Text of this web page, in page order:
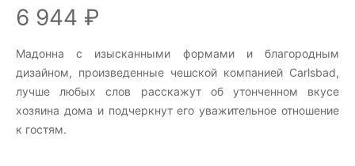
6 944 ₽
Мадонна c изысканными формами и благородным
дизайном, произведенные чешской компанией Carlsbad,
лучше любых слов расскажут об утонченном вкусе
хозяина дома и подчеркнут его уважительное отношение
к гостям.